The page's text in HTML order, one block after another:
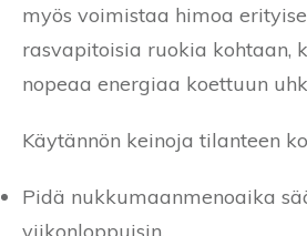
myös voimistaa himoa
rasvapitoisia ruokia kohtaan,
nopeaa energiaa koettuun
Käytännön keinoja tilanteen
Pidä nukkumaanmenoaika
viikonloppuisin.